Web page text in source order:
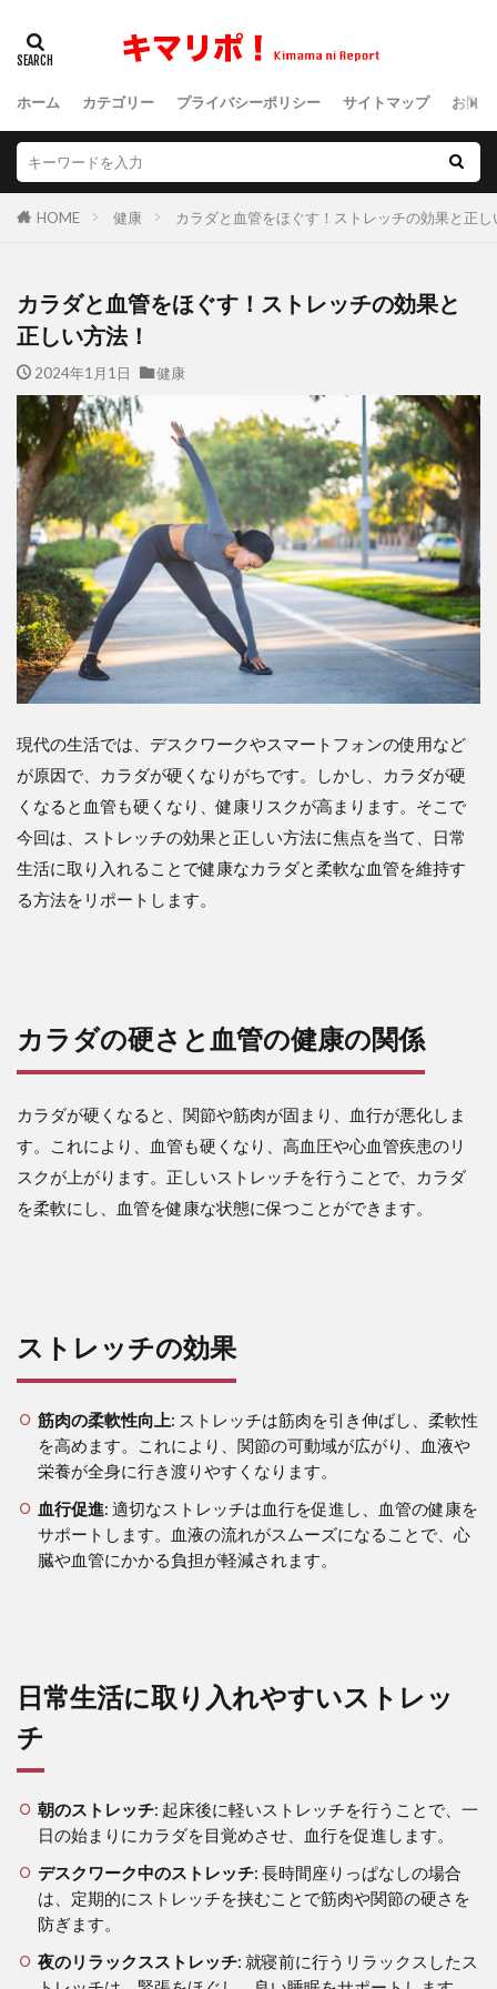
ホーム カテゴリー プライバシーポリシー サイトマップ お問
HOME 健康 カラダと血管をほぐす！ストレッチの効果と正し
カラダと血管をほぐす！ストレッチの効果と
正しい方法！
2024年1月1日 健康
現代の生活では、デスクワークやスマートフォンの使用など
が原因で、カラダが硬くなりがちです。しかし、カラダが硬
くなると血管も硬くなり、健康リスクが高まります。そこで
今回は、ストレッチの効果と正しい方法に焦点を当て、日常
生活に取り入れることで健康なカラダと柔軟な血管を維持す
る方法をリポートします。
カラダの硬さと血管の健康の関係
カラダが硬くなると、関節や筋肉が固まり、血行が悪化しま
す。これにより、血管も硬くなり、高血圧や心血管疾患のリ
スクが上がります。正しいストレッチを行うことで、カラダ
を柔軟にし、血管を健康な状態に保つことができます。
ストレッチの効果
筋肉の柔軟性向上: ストレッチは筋肉を引き伸ばし、柔軟性
を高めます。これにより、関節の可動域が広がり、血液や
栄養が全身に行き渡りやすくなります。
血行促進: 適切なストレッチは血行を促進し、血管の健康を
サポートします。血液の流れがスムーズになることで、心
臓や血管にかかる負担が軽減されます。
日常生活に取り入れやすいストレッ
チ
朝のストレッチ: 起床後に軽いストレッチを行うことで、一
日の始まりにカラダを目覚めさせ、血行を促進します。
デスクワーク中のストレッチ: 長時間座りっぱなしの場合
は、定期的にストレッチを挟むことで筋肉や関節の硬さを
防ぎます。
夜のリラックスストレッチ: 就寝前に行うリラックスしたス